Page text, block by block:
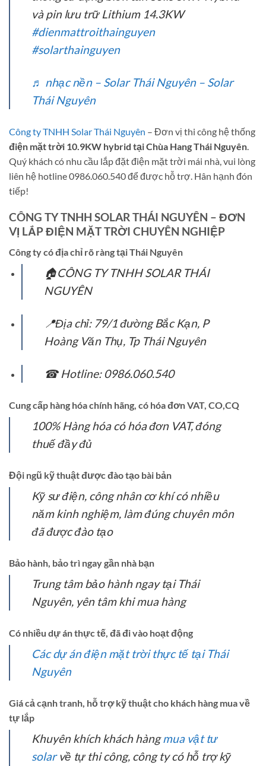
và pin lưu trữ Lithium 14.3KW
#dienmattroithainguyen
#solarthainguyen
♬ nhạc nền – Solar Thái Nguyên – Solar
Thái Nguyên
Công ty TNHH Solar Thái Nguyên – Đơn vị thi công hệ thống
điện mặt trời 10.9KW hybrid tại Chùa Hang Thái Nguyên
Quý khách có nhu cầu lắp đặt điện mặt trời mái nhà, vui lòng
liên hệ hotline 0986.060.540 để được hỗ trợ. Hân hạnh đón
tiếp!
CÔNG TY TNHH SOLAR THÁI NGUYÊN – ĐƠN
VỊ LẮP ĐIỆN MẶT TRỜI CHUYÊN NGHIỆP
Công ty có địa chỉ rõ ràng tại Thái Nguyên
🏠CÔNG TY TNHH SOLAR THÁI
NGUYÊN
📍Địa chỉ: 79/1 đường Bắc Kạn, P
Hoàng Văn Thụ, Tp Thái Nguyên
☎ Hotline: 0986.060.540
Cung cấp hàng hóa chính hãng, có hóa đơn VAT, CO,CQ
100% Hàng hóa có hóa đơn VAT, đóng
thuế đầy đủ
Đội ngũ kỹ thuật được đào tạo bài bản
Kỹ sư điện, công nhân cơ khí có nhiều
năm kinh nghiệm, làm đúng chuyên môn
đã được đào tạo
Bảo hành, bảo trì ngay gần nhà bạn
Trung tâm bảo hành ngay tại Thái
Nguyên, yên tâm khi mua hàng
Có nhiều dự án thực tế, đã đi vào hoạt động
Các dự án điện mặt trời thực tế tại Thái
Nguyên
Giá cả cạnh tranh, hỗ trợ kỹ thuật cho khách hàng mua về
tự lắp
Khuyên khích khách hàngmua vật tư
solarvề tự thi công, công ty có hỗ trợ kỹ